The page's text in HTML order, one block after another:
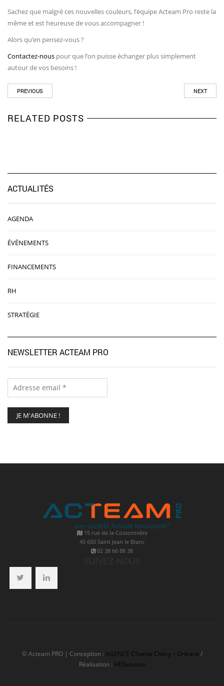
Sachez que malgré ces nouvelles couleurs, l’équipe Acteam Pro reste la
même et est heureuse de vous accompagner !
Alors qu’en pensez-vous ?
Contactez-nous pour que l’on puisse échanger plus simplement
autour de vos besoins !
PREVIOUS NEXT
RELATED POSTS
ACTUALITÉS
AGENDA
ÉVÉNEMENTS
FINANCEMENTS
RH
STRATÉGIE
NEWSLETTER ACTEAM PRO
15 rue de la Cossonnière
45 650 Saint Jean le Blanc
02 38 66 88 38
© Acteam PRO | Conception : AGENCE CSwrite Chécy – Orléans /
Réalisation : HDSolution